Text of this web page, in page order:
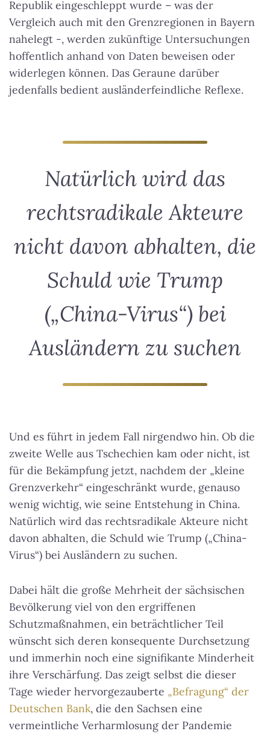
Republik eingeschleppt wurde – was der
Vergleich auch mit den Grenzregionen in Bayern
nahelegt -, werden zukünftige Untersuchungen
hoffentlich anhand von Daten beweisen oder
widerlegen können. Das Geraune darüber
jedenfalls bedient ausländerfeindliche Reflexe.
Natürlich wird das
rechtsradikale Akteure
nicht davon abhalten, die
Schuld wie Trump
(„China-Virus“) bei
Ausländern zu suchen
Und es führt in jedem Fall nirgendwo hin. Ob die
zweite Welle aus Tschechien kam oder nicht, ist
für die Bekämpfung jetzt, nachdem der „kleine
Grenzverkehr“ eingeschränkt wurde, genauso
wenig wichtig, wie seine Entstehung in China.
Natürlich wird das rechtsradikale Akteure nicht
davon abhalten, die Schuld wie Trump („China-
Virus“) bei Ausländern zu suchen.
Dabei hält die große Mehrheit der sächsischen
Bevölkerung viel von den ergriffenen
Schutzmaßnahmen, ein beträchtlicher Teil
wünscht sich deren konsequente Durchsetzung
und immerhin noch eine signifikante Minderheit
ihre Verschärfung. Das zeigt selbst die dieser
Tage wieder hervorgezauberte „Befragung“ der
Deutschen Bank, die den Sachsen eine
vermeintliche Verharmlosung der Pandemie